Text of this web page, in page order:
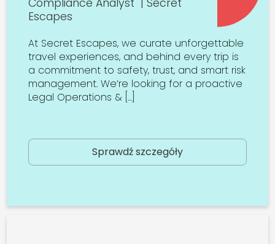
Compliance Analyst | Secret
Escapes
At Secret Escapes, we curate unforgettable
travel experiences, and behind every trip is
a commitment to safety, trust, and smart risk
management. We’re looking for a proactive
Legal Operations & […]
Sprawdź szczegóły